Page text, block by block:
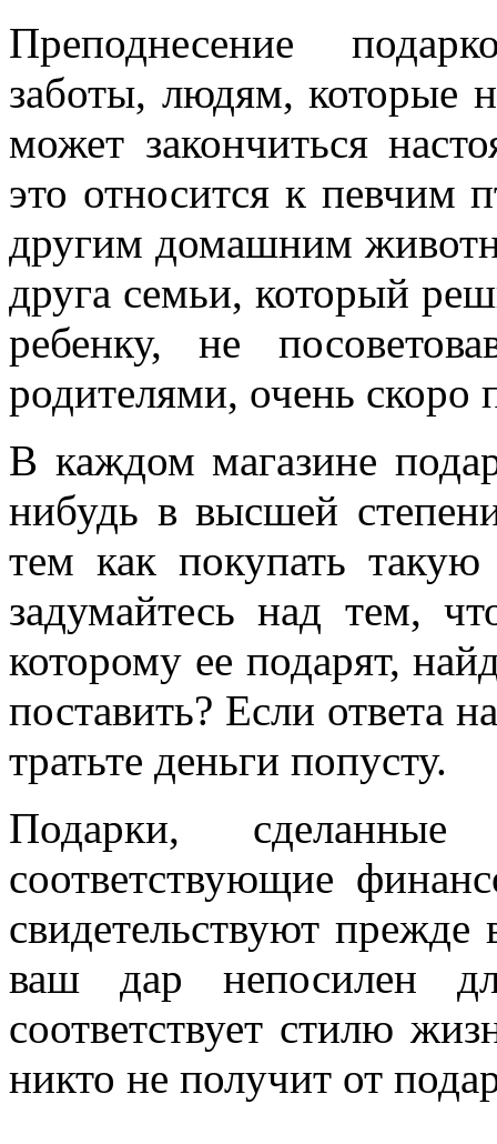
Преподнесение
заботы, людям, которые
может закончиться
это относится к певчим
другим домашним
друга семьи, который
ребенку, не
родителями, очень скоро
В каждом магазине
нибудь в высшей
тем как покупать
задумайтесь над тем,
которому ее подарят,
поставить? Если ответа
тратьте деньги попусту.
Подарки,
соответствующие
свидетельствуют
ваш дар непосилен
соответствует стилю
никто не получит от